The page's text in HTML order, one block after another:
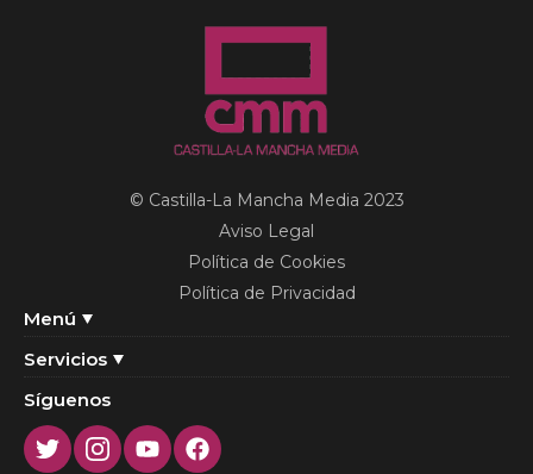
Menú
Servicios
© Castilla-La Mancha Media 2023
Aviso Legal
Política de Cookies
Política de Privacidad
Síguenos
TwitterInstagram
YoutubeFacebook